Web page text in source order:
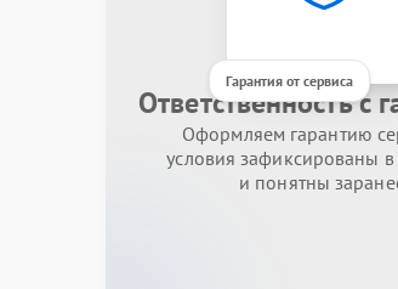
Гарантия от сервиса
Ответственность с
Оформляем гарантию
условия зафиксированы
и понятны